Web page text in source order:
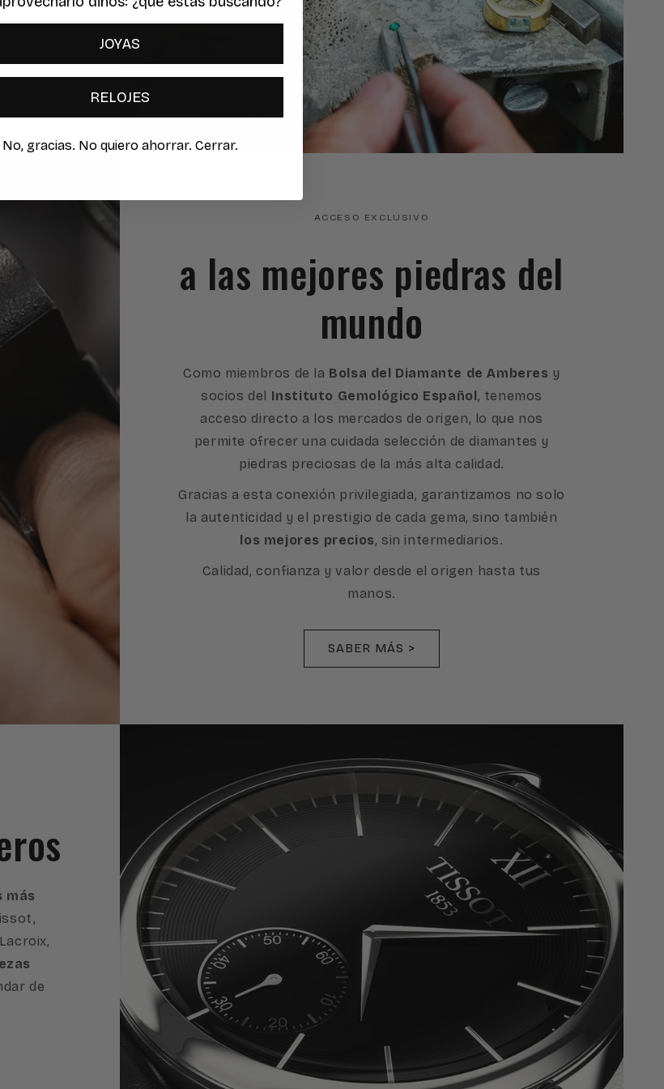
ACCESO EXCLUSIVO
a las mejores piedras del
mundo
Como miembros de la Bolsa del Diamante de Amberes y
socios del Instituto Gemológico Español, tenemos
acceso directo a los mercados de origen, lo que nos
permite ofrecer una cuidada selección de diamantes y
piedras preciosas de la más alta calidad.
Gracias a esta conexión privilegiada, garantizamos no solo
la autenticidad y el prestigio de cada gema, sino también
los mejores precios, sin intermediarios.
Calidad, confianza y valor desde el origen hasta tus
manos.
SABER MÁS >
más
de
JOYAS
RELOJES
No, gracias. No quiero ahorrar. Cerrar.